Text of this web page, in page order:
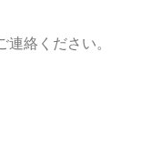
絡ください。